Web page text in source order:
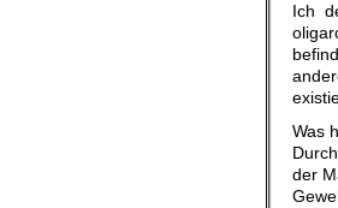
Ich
Was
der